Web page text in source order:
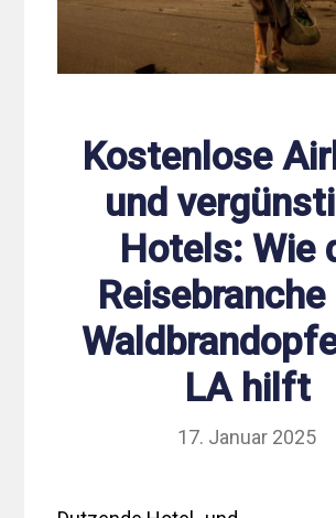
Kostenlose
und
Hotels: Wie
Reisebranche
LA hilft
17. Januar 2025